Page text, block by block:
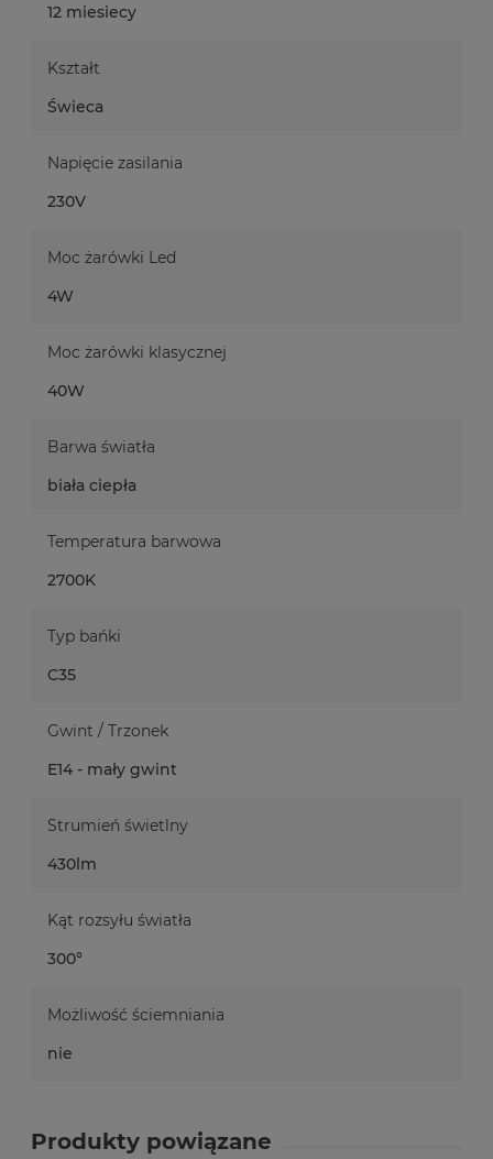
12 miesiecy
Kształt
Świeca
Napięcie zasilania
230V
Moc żarówki Led
4W
Moc żarówki klasycznej
40W
Barwa światła
biała ciepła
Temperatura barwowa
2700K
Typ bańki
C35
Gwint / Trzonek
E14 - mały gwint
Strumień świetlny
430lm
Kąt rozsyłu światła
300°
Możliwość ściemniania
nie
Produkty powiązane